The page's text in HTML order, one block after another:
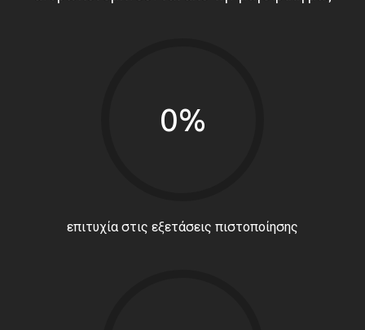
0%
επιτυχία στις εξετάσεις πιστοποίησης